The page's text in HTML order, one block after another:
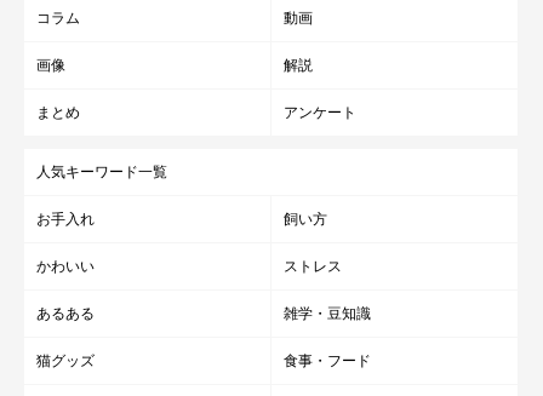
コラム 動画
画像 解説
まとめ アンケート
人気キーワード一覧
お手入れ 飼い方
かわいい ストレス
あるある 雑学・豆知識
猫グッズ 食事・フード